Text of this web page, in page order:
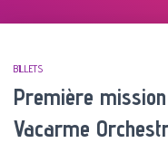
BILLETS
Première
Vacarme